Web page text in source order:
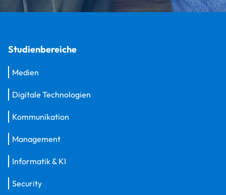
Studienbereiche
Medien
Digitale Technologien
Kommunikation
Management
Informatik & KI
Security